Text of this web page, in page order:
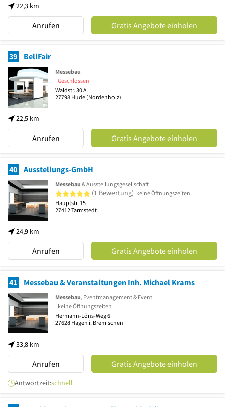
22,3 km
Anrufen Gratis Angebote einholen
39 BellFair
22,5 km
Messebau
Geschlossen
Waldstr. 30 A
27798 Hude (Nordenholz)
Anrufen Gratis Angebote einholen
40 Ausstellungs-GmbH
24,9 km
Messebau & Ausstellungsgesellschaft
5 von 5 Sternen
(1 Bewertung) keine Öffnungszeiten
Hauptstr. 15
27412Tarmstedt
Anrufen Gratis Angebote einholen
41 Messebau & Veranstaltungen Inh. Michael Krams
33,8 km
Messebau, Eventmanagement & Event
keine Öffnungszeiten
Hermann-Löns-Weg 6
27628 Hagen i. Bremischen
Anrufen Gratis Angebote einholen
Antwortzeit:schnell